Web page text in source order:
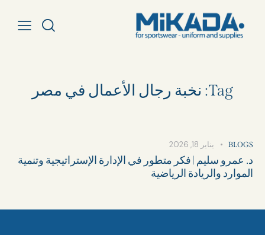
Tag: نخبة رجال الأعمال في مصر
BLOGS يناير 18, 2026
د. عمرو سليم | فكر متطور في الإدارة الإستراتيجية وتنمية
الموارد والريادة الرياضية